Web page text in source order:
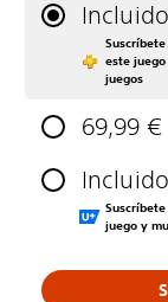
Incluido
este
juegos
69,99 €
Incluido
juego y